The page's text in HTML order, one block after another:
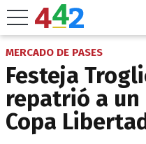
MERCADO DE PASES
Festeja
repatrió a un
Copa